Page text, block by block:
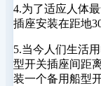
4.为了适应人体
插座安装在距地
5.当今人们生活
型开关插座间距
装一个备用船型